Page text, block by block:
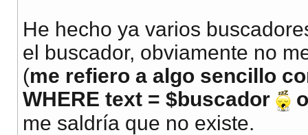
He hecho ya varios
el buscador, obviamente no
(me refiero a algo sencillo
WHERE text = $buscador
me saldría que no existe.